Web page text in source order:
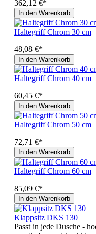
362,12 €*
In den Warenkorb
Haltegriff Chrom 30 cm
48,08 €*
In den Warenkorb
Haltegriff Chrom 40 cm
60,45 €*
In den Warenkorb
Haltegriff Chrom 50 cm
72,71 €*
In den Warenkorb
Haltegriff Chrom 60 cm
85,09 €*
In den Warenkorb
Klappsitz DKS 130
Passt in jede Dusche -